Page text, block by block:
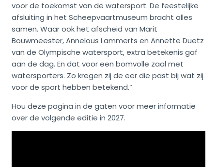
voor de toekomst van de watersport. De feestelijke
afsluiting in het Scheepvaartmuseum bracht alles
samen. Waar ook het afscheid van Marit
Bouwmeester, Annelous Lammerts en Annette Duetz
van de Olympische watersport, extra betekenis gaf
aan de dag. En dat voor een bomvolle zaal met
watersporters. Zo kregen zij de eer die past bij wat zij
voor de sport hebben betekend.”
Hou deze pagina in de gaten voor meer informatie
over de volgende editie in 2027.